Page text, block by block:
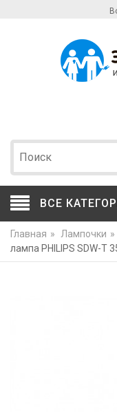
ВСЕ
Главная » Лампочки »
лампа PHILIPS SDW-T